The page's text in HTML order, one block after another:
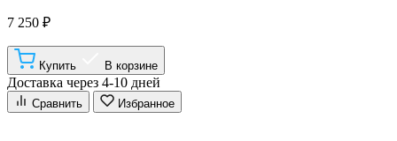
7 250 ₽
Купить В корзине
Доставка через 4-10 дней
Сравнить Избранное